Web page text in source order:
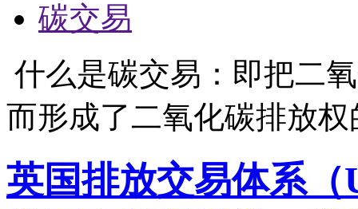
碳交易
什么是碳交易：即把二
而形成了二氧化碳排放
英国排放交易体系